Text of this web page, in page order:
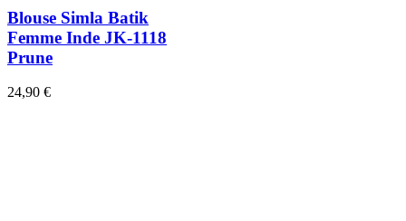
Blouse Simla Batik
Femme Inde JK-1118
Prune
24,90 €